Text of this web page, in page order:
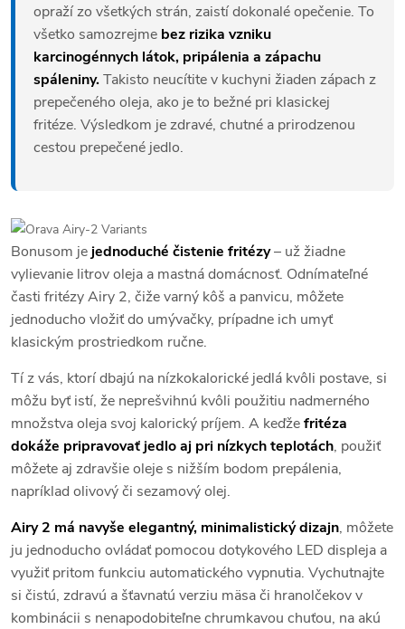
opraží zo všetkých strán, zaistí dokonalé opečenie. To
všetko samozrejme bez rizika vzniku
karcinogénnych látok, pripálenia a zápachu
spáleniny.Takisto neucítite v kuchyni žiaden zápach z
prepečeného oleja, ako je to bežné pri klasickej
fritéze. Výsledkom je zdravé, chutné a prirodzenou
cestou prepečené jedlo.
Bonusom je jednoduché čistenie fritézy– už žiadne
vylievanie litrov oleja a mastná domácnosť. Odnímateľné
časti fritézy Airy 2, čiže varný kôš a panvicu, môžete
jednoducho vložiť do umývačky, prípadne ich umyť
klasickým prostriedkom ručne.
Tí z vás, ktorí dbajú na nízkokalorické jedlá kvôli postave, si
môžu byť istí, že neprešvihnú kvôli použitiu nadmerného
množstva oleja svoj kalorický príjem. A keďžefritéza
dokáže pripravovať jedlo aj pri nízkych teplotách, použiť
môžete aj zdravšie oleje s nižším bodom prepálenia,
napríklad olivový či sezamový olej.
Airy 2 má navyše elegantný, minimalistický dizajn, môžete
ju jednoducho ovládať pomocou dotykového LED displeja a
využiť pritom funkciu automatického vypnutia. Vychutnajte
si čistú, zdravú a šťavnatú verziu mäsa či hranolčekov v
kombinácii s nenapodobiteľne chrumkavou chuťou, na akú